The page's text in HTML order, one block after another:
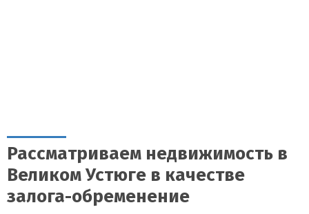
Рассматриваем недвижимость в
Великом Устюге в качестве
залога-обременение